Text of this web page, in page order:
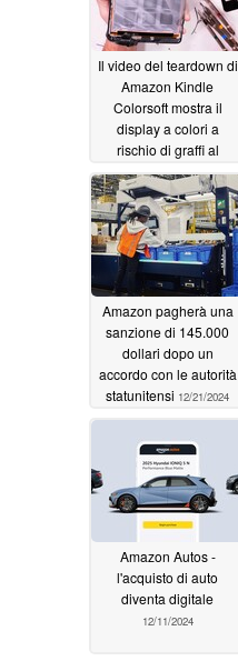
Il video del teardown di
Amazon Kindle
Colorsoft mostra il
display a colori a
rischio di graffi al
microscopio02/01/2025
Amazon pagherà una
sanzione di 145.000
dollari dopo un
accordo con le autorità
statunitensi 12/21/2024
Amazon Autos -
l'acquisto di auto
diventa digitale
12/11/2024